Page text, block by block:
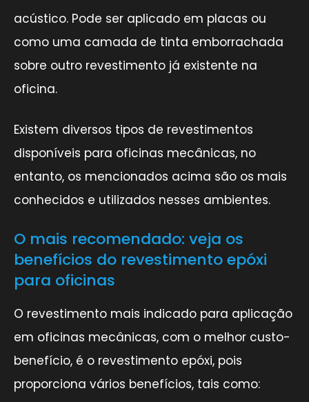
acústico. Pode ser aplicado em placas ou
como uma camada de tinta emborrachada
sobre outro revestimento já existente na
oficina.
Existem diversos tipos de revestimentos
disponíveis para oficinas mecânicas, no
entanto, os mencionados acima são os mais
conhecidos e utilizados nesses ambientes.
O mais recomendado: veja os
benefícios do revestimento epóxi
para oficinas
O revestimento mais indicado para aplicação
em oficinas mecânicas, com o melhor custo-
benefício, é o revestimento epóxi, pois
proporciona vários benefícios, tais como: